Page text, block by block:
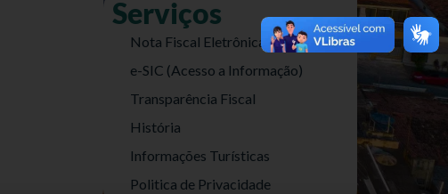
Serviços
Nota Fiscal Eletrônica
e-SIC (Acesso a Informação)
Transparência Fiscal
História
Informações Turísticas
Politica de Privacidade